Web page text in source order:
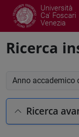
Università
Ca' Foscari
Venezia
Ricerca
Anno accademico
Ricerca